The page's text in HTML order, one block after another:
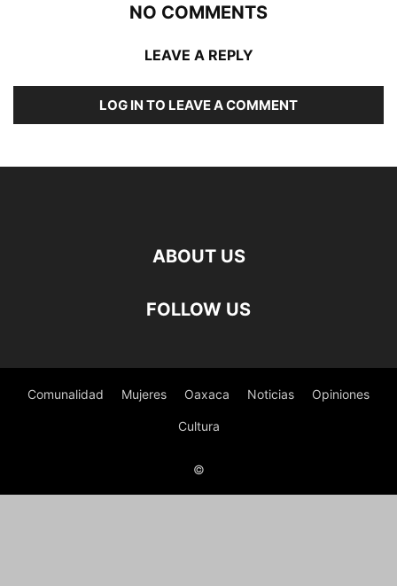
NO COMMENTS
LEAVE A REPLY
LOG IN TO LEAVE A COMMENT
ABOUT US
FOLLOW US
Comunalidad Mujeres Oaxaca Noticias Opiniones
Cultura
©